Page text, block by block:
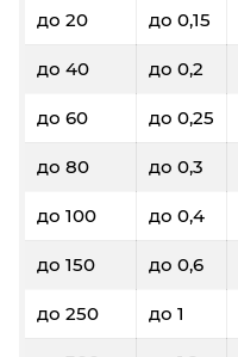
до 20 до 0,15
до 40 до 0,2
до 60 до 0,25
до 80 до 0,3
до 100 до 0,4
до 150 до 0,6
до 250 до 1